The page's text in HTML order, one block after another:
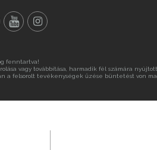
fenntartva!
vagy továbbítása, harmadik fél számára
a felsorolt tevékenységek űzése büntetést von